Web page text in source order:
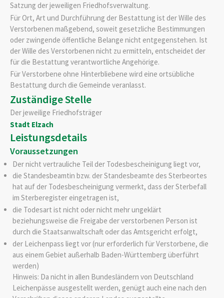
Satzung der jeweiligen Friedhofsverwaltung.
Für Ort, Art und Durchführung der Bestattung ist der Wille des
Verstorbenen maßgebend, soweit gesetzliche Bestimmungen
oder zwingende öffentliche Belange nicht entgegenstehen. Ist
der Wille des Verstorbenen nicht zu ermitteln, entscheidet der
für die Bestattung verantwortliche Angehörige.
Für Verstorbene ohne Hinterbliebene wird eine ortsübliche
Bestattung durch die Gemeinde veranlasst.
Zuständige Stelle
Der jeweilige Friedhofsträger
Stadt Elzach
Leistungsdetails
Voraussetzungen
Der nicht vertrauliche Teil der Todesbescheinigung liegt vor,
die Standesbeamtin bzw. der Standesbeamte des Sterbeortes
hat auf der Todesbescheinigung vermerkt, dass der Sterbefall
im Sterberegister eingetragen ist,
die Todesart ist nicht oder nicht mehr ungeklärt
beziehungsweise die Freigabe der verstorbenen Person ist
durch die Staatsanwaltschaft oder das Amtsgericht erfolgt,
der Leichenpass liegt vor (nur erforderlich für Verstorbene, die
aus einem Gebiet außerhalb Baden-Württemberg überführt
werden)
Hinweis: Da nicht in allen Bundesländern von Deutschland
Leichenpässe ausgestellt werden, genügt auch eine nach den